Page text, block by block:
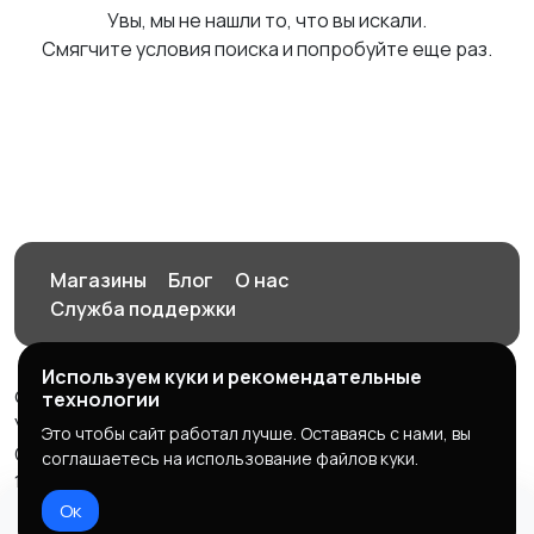
Увы, мы не нашли то, что вы искали.
Смягчите условия поиска и попробуйте еще раз.
Магазины Блог
О нас
Служба поддержки
© 2026 Орен-АЙ - Авто | Недвижимость | Работа |
Услуги
Создал Карусов Е.С ООО "ЦПК" ИНН 5609203278 ОГРН
1235600008841
Правила сервиса
Используем куки и рекомендательные
технологии
Это чтобы сайт работал лучше. Оставаясь с нами, вы
соглашаетесь на использование файлов куки.
Ок